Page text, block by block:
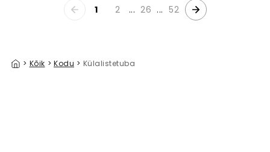
1 2 ... 26 ... 52
> Kõik > Kodu > Külalistetuba